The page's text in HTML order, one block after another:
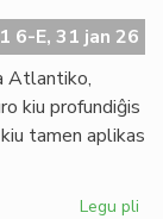
ĉe
6-E, 31 jan 26
Atlantiko,
kiu profundiĝis
tamen aplikas
Legu pli